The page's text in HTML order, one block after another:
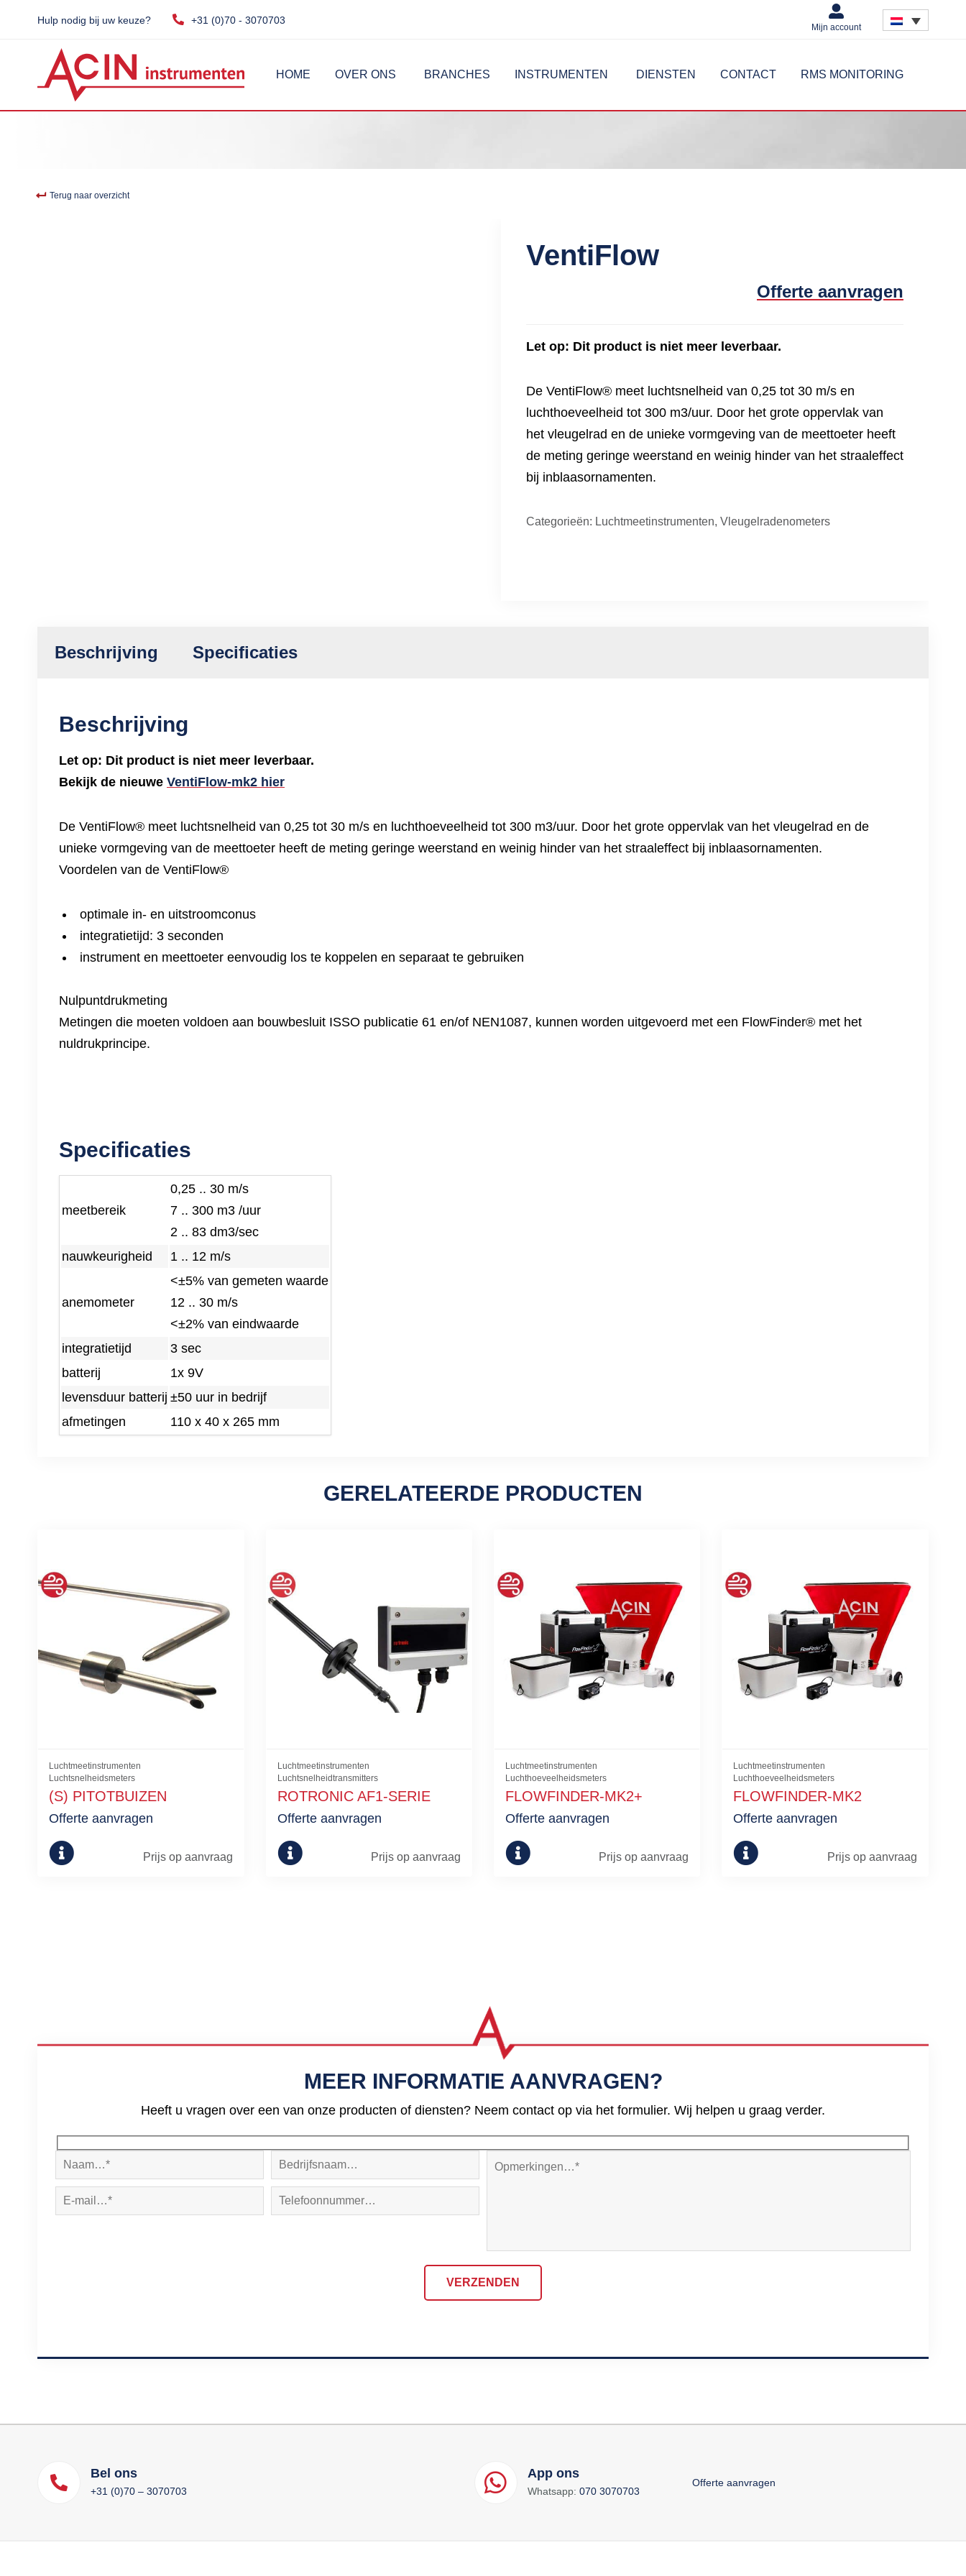
Hulp nodig bij uw keuze? +31 (0)70 - 3070703
Mijn account
HOME OVER ONS BRANCHES INSTRUMENTEN DIENSTEN CONTACT RMS MONITORING
Terug naar overzicht
VentiFlow
Offerte aanvragen
Let op: Dit product is niet meer leverbaar.
De VentiFlow® meet luchtsnelheid van 0,25 tot 30 m/s en
luchthoeveelheid tot 300 m3/uur. Door het grote oppervlak van
het vleugelrad en de unieke vormgeving van de meettoeter heeft
de meting geringe weerstand en weinig hinder van het straaleffect
bij inblaasornamenten.
Categorieën: Luchtmeetinstrumenten, Vleugelradenometers
Beschrijving Specificaties
Beschrijving
Let op: Dit product is niet meer leverbaar.
Bekijk de nieuwe VentiFlow-mk2 hier
De VentiFlow® meet luchtsnelheid van 0,25 tot 30 m/s en luchthoeveelheid tot 300 m3/uur. Door het grote oppervlak van het vleugelrad en de
unieke vormgeving van de meettoeter heeft de meting geringe weerstand en weinig hinder van het straaleffect bij inblaasornamenten.
Voordelen van de VentiFlow®
optimale in- en uitstroomconus
integratietijd: 3 seconden
instrument en meettoeter eenvoudig los te koppelen en separaat te gebruiken
Nulpuntdrukmeting
Metingen die moeten voldoen aan bouwbesluit ISSO publicatie 61 en/of NEN1087, kunnen worden uitgevoerd met een FlowFinder® met het
nuldrukprincipe.
Specificaties
meetbereik
0,25 .. 30 m/s
7 .. 300 m3 /uur
2 .. 83 dm3/sec
nauwkeurigheid
1 .. 12 m/s
anemometer
<±5% van gemeten waarde
12 .. 30 m/s
<±2% van eindwaarde
integratietijd
3 sec
batterij
1x 9V
levensduur batterij ±50 uur in bedrijf
afmetingen
110 x 40 x 265 mm
GERELATEERDE PRODUCTEN
Luchtmeetinstrumenten
Luchtsnelheidsmeters
(S) PITOTBUIZEN
Prijs op aanvraag
Offerte aanvragen
Luchtmeetinstrumenten
Luchtsnelheidtransmitters
ROTRONIC AF1-SERIE
Prijs op aanvraag
Offerte aanvragen
Luchtmeetinstrumenten
Luchthoeveelheidsmeters
FLOWFINDER-MK2+
Prijs op aanvraag
Offerte aanvragen
Luchtmeetinstrumenten
Luchthoeveelheidsmeters
FLOWFINDER-MK2
Prijs op aanvraag
Offerte aanvragen
MEER INFORMATIE AANVRAGEN?
Heeft u vragen over een van onze producten of diensten? Neem contact op via het formulier. Wij helpen u graag verder.
VERZENDEN
Bel ons
+31 (0)70 – 3070703
App ons
Whatsapp: 070 3070703
Offerte aanvragen